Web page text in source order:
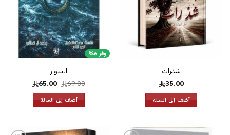
شذرات
35.00
أضف إلى السلة
وفر 6%
السوار
69.00
السعر
الأصلي
هو:
69.00.
65.00 السعر
الحالي
هو: أضف إلى السلة